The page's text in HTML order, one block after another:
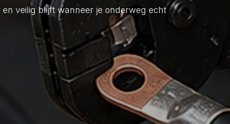
veilig blijft wanneer je onderweg echt